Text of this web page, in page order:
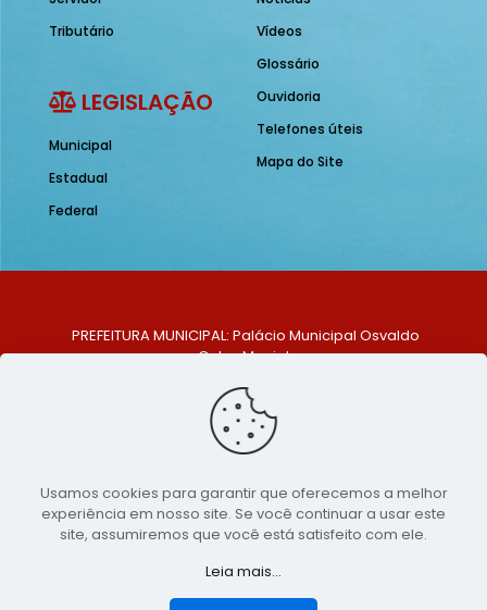
Tributário
LEGISLAÇÃO
Municipal
Estadual
Federal
Vídeos
Glossário
Ouvidoria
Telefones úteis
Mapa do Site
PREFEITURA MUNICIPAL: Palácio Municipal Osvaldo
Celso Maciel
Centro, São Bento do Una - PE. CEP: 553370-128
TELEFONE: (81) 99548-1569
E-MAIL: ouvidoria@saobentodouna.pe.gov.br
Copyright 2021-2026 - Assessoria de Comunicação da
Prefeitura de São Bento do Una - PE
publicidadeLumusWeb - Agência Digital
Usamos cookies para garantir que oferecemos a melhor
experiência em nosso site. Se você continuar a usar este
site, assumiremos que você está satisfeito com ele.
Leia mais...